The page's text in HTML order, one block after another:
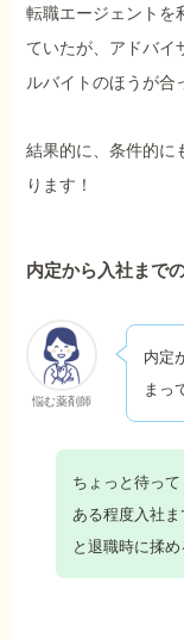
転職エージェントを
ていたが、アドバイ
ルバイトのほうが合
結果的に、条件的に
ります！
内定から入社まで
悩む薬剤師
内定
まっ
ちょっと待って
ある程度入社
と退職時に揉